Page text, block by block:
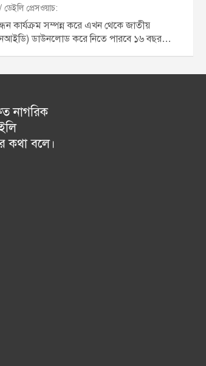
ডেইলি প্রেসওয়াচ:
কার্যক্রম সম্পন্ন করে এখন থেকে জাতীয়
ডাউনলোড করে নিতে পারবে ১৬ বছর…
নাগরিক
কথা বলে।